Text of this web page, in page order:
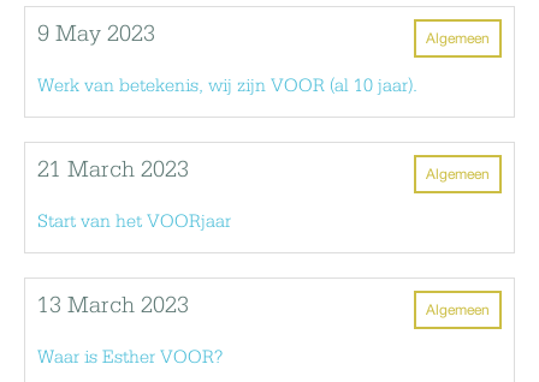
Algemeen
9 May 2023
Werk van betekenis, wij zijn VOOR (al 10 jaar).
Algemeen
21 March 2023
Start van het VOORjaar
Algemeen
13 March 2023
Waar is Esther VOOR?